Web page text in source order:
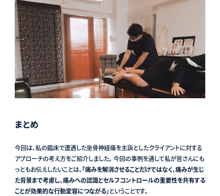
まとめ
今回は、私の臨床で遭遇した坐骨神経痛を主訴としたクライアントに対する
アプローチの考え方をご紹介しました。 今回の事例を通して私が皆さんにも
っともお伝えしたいことは、「痛みを解消させることだけではなく、痛みが生じ
た背景まで考慮し、痛みへの認識とセルフコントロールの重要性を共有する
ことが効果的な行動変容につながる」ということです。